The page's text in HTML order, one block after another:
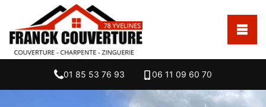
01 85 53 76 93 06 11 09 60 70